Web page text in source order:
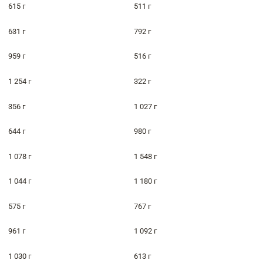
615 г 511 г
631 г 792 г
959 г 516 г
1 254 г 322 г
356 г 1 027 г
644 г 980 г
1 078 г 1 548 г
1 044 г 1 180 г
575 г 767 г
961 г 1 092 г
1 030 г 613 г